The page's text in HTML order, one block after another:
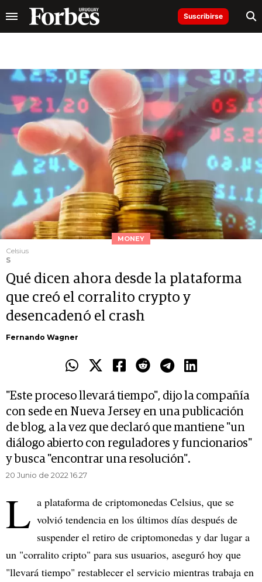
Suscribirse
MONEY
Celsius
S
Qué dicen ahora desde la plataforma
que creó el corralito crypto y
desencadenó el crash
Fernando Wagner
"Este proceso llevará tiempo", dijo la compañía
con sede en Nueva Jersey en una publicación
de blog, a la vez que declaró que mantiene "un
diálogo abierto con reguladores y funcionarios"
y busca "encontrar una resolución".
20 Junio de 2022 16.27
L a plataforma de criptomonedas Celsius, que se
volvió tendencia en los últimos días después de
suspender el retiro de criptomonedas y dar lugar a
un "corralito cripto" para sus usuarios, aseguró hoy que
"llevará tiempo" restablecer el servicio mientras trabaja en